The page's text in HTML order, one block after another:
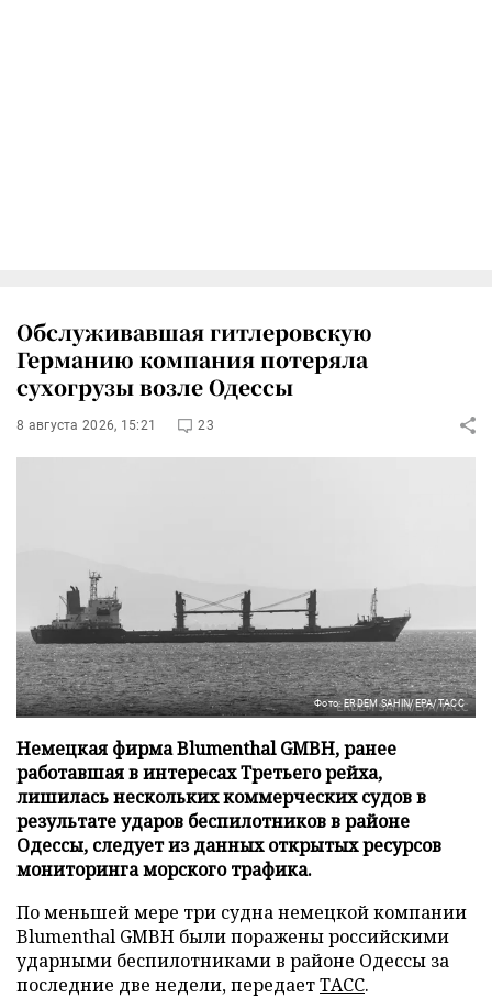
Обслуживавшая гитлеровскую
Германию компания потеряла
сухогрузы возле Одессы
8 августа 2026, 15:21 23
Фото: ERDEM SAHIN/EPA/ТАСС
Немецкая фирма Blumenthal GMBH, ранее
работавшая в интересах Третьего рейха,
лишилась нескольких коммерческих судов в
результате ударов беспилотников в районе
Одессы, следует из данных открытых ресурсов
мониторинга морского трафика.
По меньшей мере три судна немецкой компании
Blumenthal GMBH были поражены российскими
ударными беспилотниками в районе Одессы за
последние две недели, передаетТАСС.